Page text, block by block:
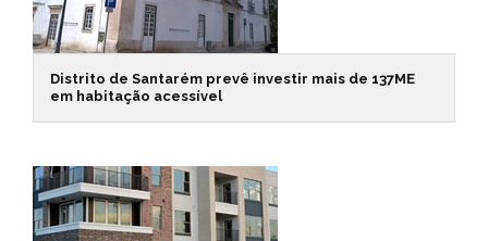
Distrito de Santarém prevê investir mais de 137ME
em habitação acessível